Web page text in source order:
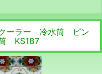
ーラー 冷水筒 ピン
KS187